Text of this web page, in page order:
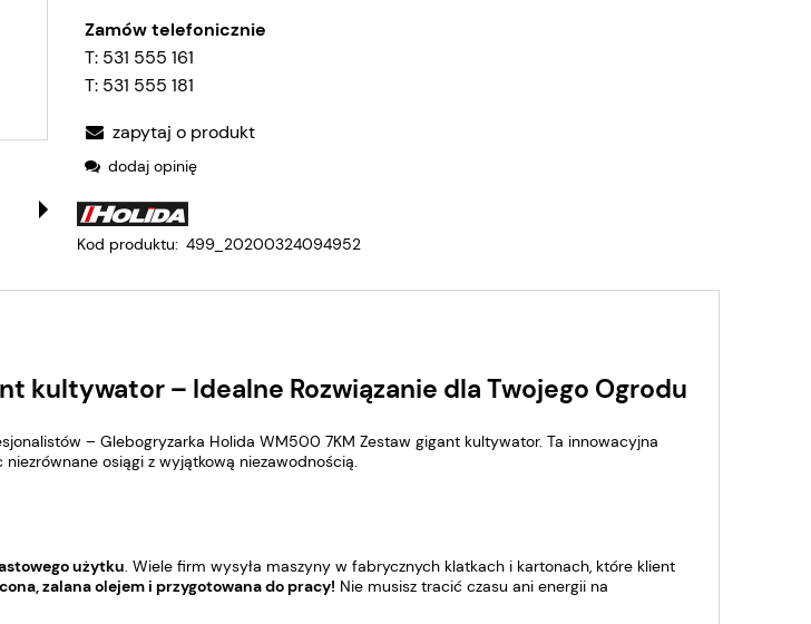
Zamów telefonicznie
T: 531 555 161
T: 531 555 181
zapytaj o produkt
dodaj opinię
Kod produktu: 499_20200324094952
kultywator – Idealne Rozwiązanie dla Twojego Ogrodu
– Glebogryzarka Holida WM500 7KM Zestaw gigant kultywator. Ta innowacyjna
osiągi z wyjątkową niezawodnością.
użytku. Wiele firm wysyła maszyny w fabrycznych klatkach i kartonach, które klient
zalana olejem i przygotowana do pracy! Nie musisz tracić czasu ani energii na